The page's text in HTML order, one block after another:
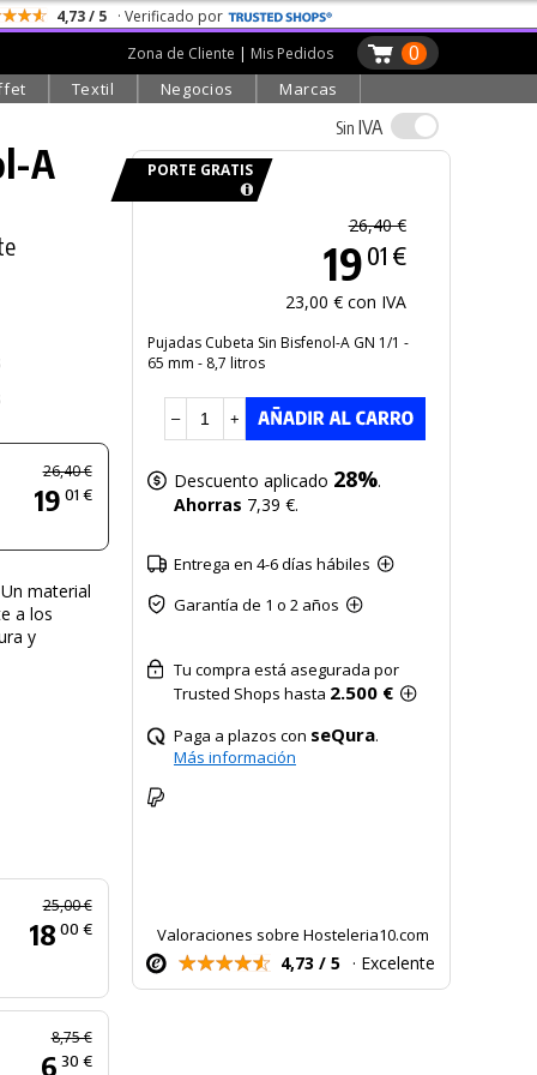
4,73 / 5 · Verificado por
0
Zona de Cliente | Mis Pedidos
Textil Negocios Marcas
A
26,40 €
19 01 €
material
a los
y
25,00 €
18 00 €
8,75 €
6 30 €
Sin IVA
PORTE GRATIS
26,40 €
19 01 €
23,00 € con IVA
Pujadas Cubeta Sin Bisfenol-A GN 1/1 -
65 mm - 8,7 litros
– +
Descuento aplicado 28%.
Ahorras 7,39 €.
Entrega en 4-6 días hábiles
Garantía de 1 o 2 años
Tu compra está asegurada por
Trusted Shops hasta 2.500 €
Paga a plazos con seQura.
Más información
Valoraciones sobre Hosteleria10.com
4,73 / 5 · Excelente